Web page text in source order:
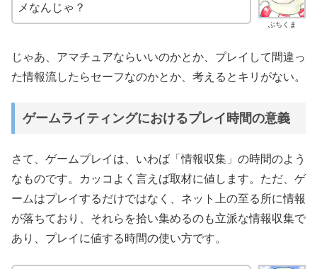
ぶちくま
メなんじゃ？
じゃあ、アマチュアならいいのかとか、プレイして間違っ
た情報流したらセーフなのかとか、考えるとキリがない。
ゲームライティングにおけるプレイ時間の意義
さて、ゲームプレイは、いわば「情報収集」の時間のよう
なものです。カッコよく言えば取材に値します。ただ、ゲ
ームはプレイするだけではなく、ネット上の至る所に情報
が落ちており、それらを拾い集めるのも立派な情報収集で
あり、プレイに値する時間の使い方です。